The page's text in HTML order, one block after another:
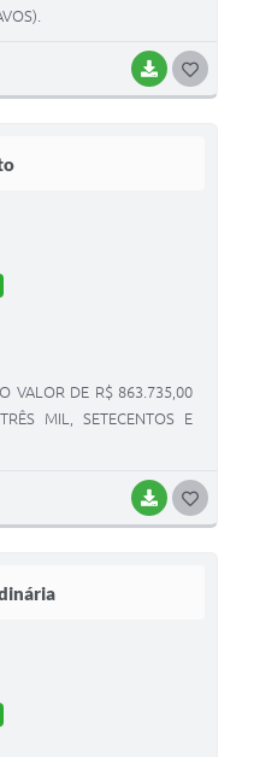
BAIXAR
BAIXAR
VALOR DE R$ 863.735,00
MIL, SETECENTOS E